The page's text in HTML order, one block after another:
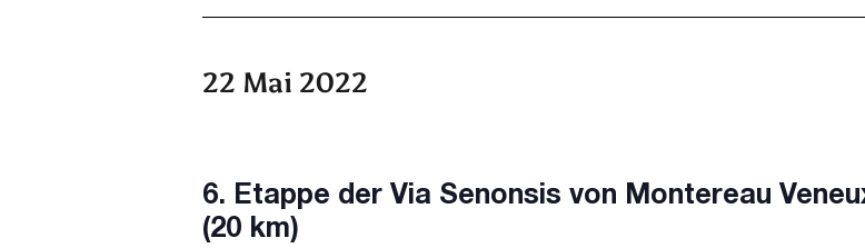
22 Mai 2022
6. Etappe der Via Senonsis von Montereau
(20 km)